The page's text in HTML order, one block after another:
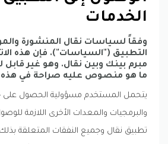
الخدمات
وفقاً لسياسات نقال المنشورة
التطبيق ("السياسات"). فإن هذه
مبرم بينك وبين نقال. وهو غير قابل
ما هو منصوص عليه صراحة في هذه
يتحمل المستخدم مسؤولية الحصول على
والبرمجيات والمعدات الأخرى اللازمة
تطبيق نقال وجميع النفقات المتعلقة